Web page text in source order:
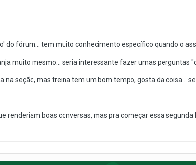
do fórum... tem muito conhecimento específico quando o
muito mesmo... seria interessante fazer umas perguntas
na seção, mas treina tem um bom tempo, gosta da coisa...
renderiam boas conversas, mas pra começar essa